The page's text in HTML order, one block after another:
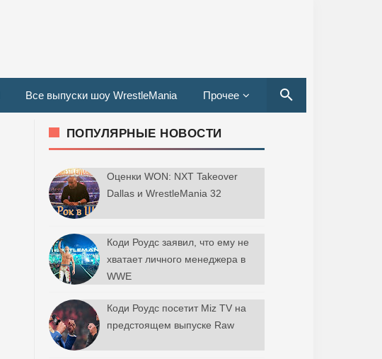
Все выпуски шоу WrestleMania Прочее
ПОПУЛЯРНЫЕ НОВОСТИ
Оценки WON: NXT Takeover
Dallas и WrestleMania 32
Коди Роудс заявил, что ему не
хватает личного менеджера в
WWE
Коди Роудс посетит Miz TV на
предстоящем выпуске Raw